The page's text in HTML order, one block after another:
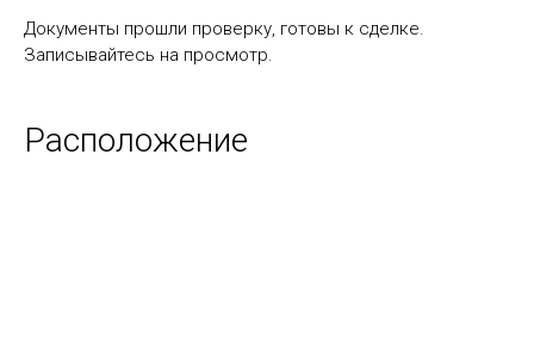
Документы прошли проверку, готовы к сделке.
Записывайтесь на просмотр.
Расположение